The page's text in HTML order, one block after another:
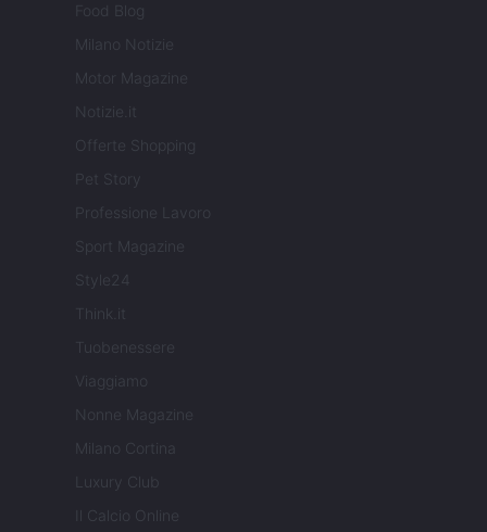
Food Blog
Milano Notizie
Motor Magazine
Notizie.it
Offerte Shopping
Pet Story
Professione Lavoro
Sport Magazine
Style24
Think.it
Tuobenessere
Viaggiamo
Nonne Magazine
Milano Cortina
Luxury Club
Il Calcio Online